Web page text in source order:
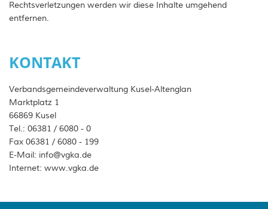
Rechtsverletzungen werden wir diese Inhalte umgehend
entfernen.
KONTAKT
Verbandsgemeindeverwaltung Kusel-Altenglan
Marktplatz 1
66869 Kusel
Tel.: 06381 / 6080 - 0
Fax 06381 / 6080 - 199
E-Mail: info@vgka.de
Internet: www.vgka.de